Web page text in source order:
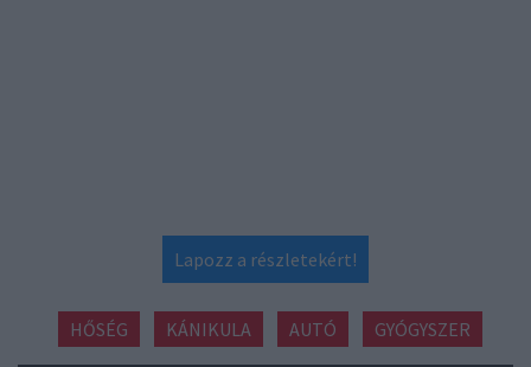
Lapozz a részletekért!
HŐSÉG KÁNIKULA AUTÓ GYÓGYSZER